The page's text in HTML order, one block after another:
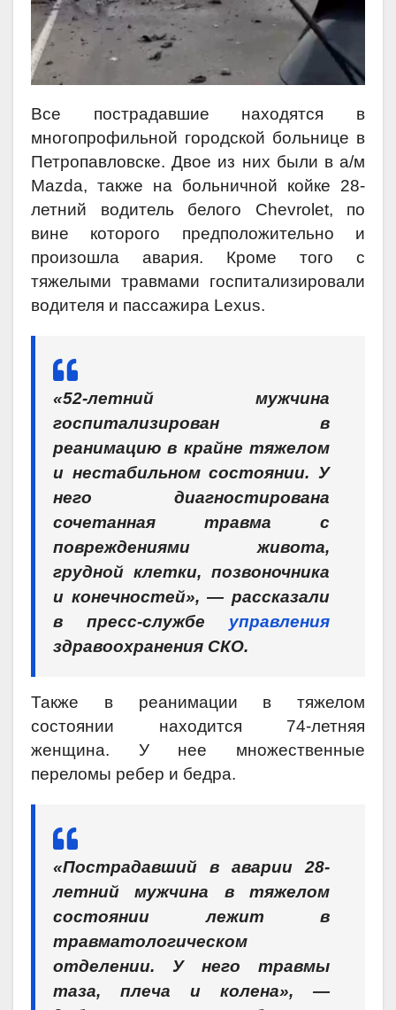
Все пострадавшие находятся в
многопрофильной городской больнице в
Петропавловске. Двое из них были в а/м
Mazda, также на больничной койке 28-
летний водитель белого Chevrolet, по
вине которого предположительно и
произошла авария. Кроме того с
тяжелыми травмами госпитализировали
водителя и пассажира Lexus.
«52-летний мужчина
госпитализирован в
реанимацию в крайне тяжелом
и нестабильном состоянии. У
него диагностирована
сочетанная травма с
повреждениями живота,
грудной клетки, позвоночника
и конечностей», — рассказали
в пресс-службе управления
здравоохранения СКО.
Также в реанимации в тяжелом
состоянии находится 74-летняя
женщина. У нее множественные
переломы ребер и бедра.
«Пострадавший в аварии 28-
летний мужчина в тяжелом
состоянии лежит в
травматологическом
отделении. У него травмы
таза, плеча и колена», —